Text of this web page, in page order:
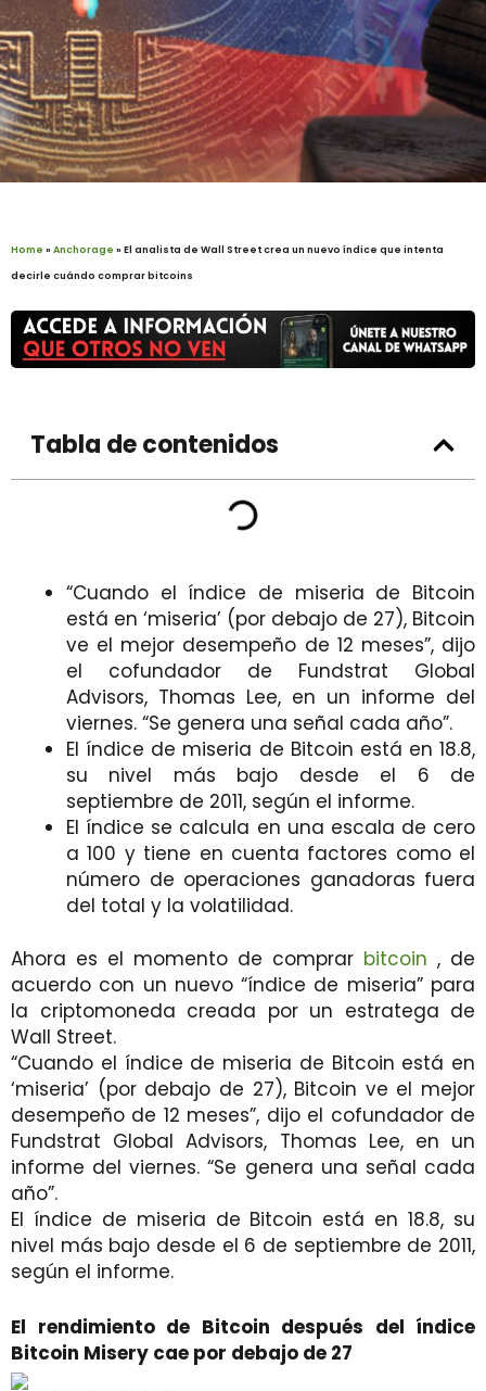
Home »Anchorage »El analista de Wall Street crea un nuevo índice que intenta
decirle cuándo comprar bitcoins
Tabla de contenidos
“Cuando el índice de miseria de Bitcoin
está en ‘miseria’ (por debajo de 27), Bitcoin
ve el mejor desempeño de 12 meses”, dijo
el cofundador de Fundstrat Global
Advisors, Thomas Lee, en un informe del
viernes. “Se genera una señal cada año”.
El índice de miseria de Bitcoin está en 18.8,
su nivel más bajo desde el 6 de
septiembre de 2011, según el informe.
El índice se calcula en una escala de cero
a 100 y tiene en cuenta factores como el
número de operaciones ganadoras fuera
del total y la volatilidad.
Ahora es el momento de comprar bitcoin , de
acuerdo con un nuevo “índice de miseria” para
la criptomoneda creada por un estratega de
Wall Street.
“Cuando el índice de miseria de Bitcoin está en
‘miseria’ (por debajo de 27), Bitcoin ve el mejor
desempeño de 12 meses”, dijo el cofundador de
Fundstrat Global Advisors, Thomas Lee, en un
informe del viernes. “Se genera una señal cada
año”.
El índice de miseria de Bitcoin está en 18.8, su
nivel más bajo desde el 6 de septiembre de 2011,
según el informe.
El rendimiento de Bitcoin después del índice
Bitcoin Misery cae por debajo de 27